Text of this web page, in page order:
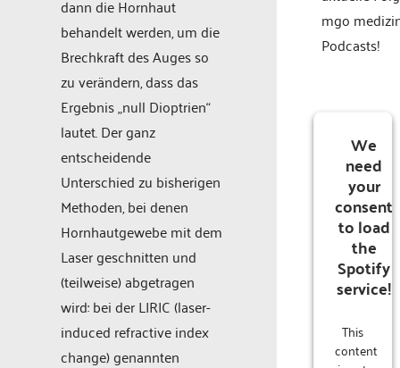
dann die Hornhaut
behandelt werden, um die
Brechkraft des Auges so
zu verändern, dass das
Ergebnis „null Dioptrien“
lautet. Der ganz
entscheidende
Unterschied zu bisherigen
Methoden, bei denen
Hornhautgewebe mit dem
Laser geschnitten und
(teilweise) abgetragen
wird: bei der LIRIC (laser-
induced refractive index
change) genannten
mgo
Podcasts!
We
need
your
consent
to load
the
Spotify
service!
This
content